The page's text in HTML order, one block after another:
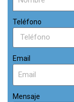
Teléfono
Email
Mensaje